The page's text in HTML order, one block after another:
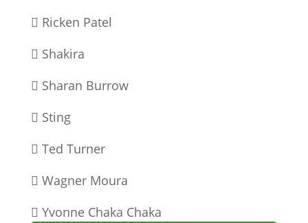
 Ricken Patel
 Shakira
 Sharan Burrow
 Sting
 Ted Turner
 Wagner Moura
 Yvonne Chaka Chaka